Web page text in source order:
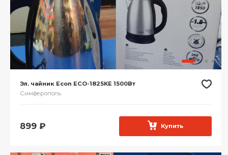
Эл. чайник Econ ECO-1825KE 1500Вт
Симферополь
899 ₽ Купить